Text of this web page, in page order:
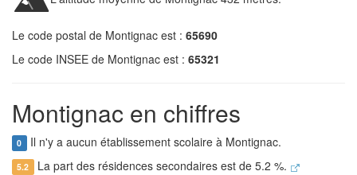
Le code postal de Montignac est : 65690
Le code INSEE de Montignac est : 65321
Montignac en chiffres
0 Il n'y a aucun établissement scolaire à Montignac.
5.2 La part des résidences secondaires est de 5.2 %.